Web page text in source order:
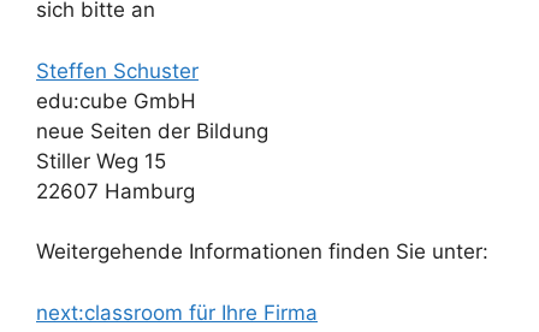
sich bitte an
Steffen Schuster
edu:cube GmbH
neue Seiten der Bildung
Stiller Weg 15
22607 Hamburg
Weitergehende Informationen finden Sie unter:
next:classroom für Ihre Firma